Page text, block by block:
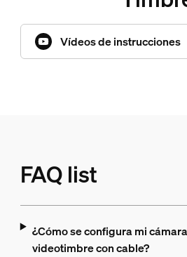
Vídeos de instrucciones
FAQ list
¿Cómo se configura mi
videotimbre con cable?